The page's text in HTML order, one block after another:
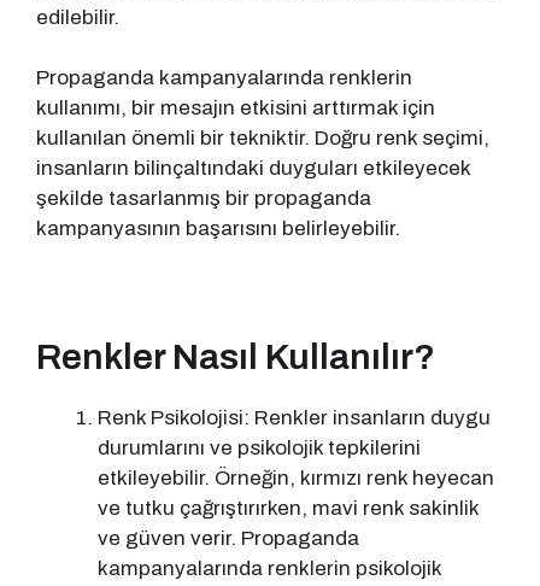
edilebilir.
Propaganda kampanyalarında renklerin
kullanımı, bir mesajın etkisini arttırmak için
kullanılan önemli bir tekniktir. Doğru renk seçimi,
insanların bilinçaltındaki duyguları etkileyecek
şekilde tasarlanmış bir propaganda
kampanyasının başarısını belirleyebilir.
Renkler Nasıl Kullanılır?
Renk Psikolojisi: Renkler insanların duygu
durumlarını ve psikolojik tepkilerini
etkileyebilir. Örneğin, kırmızı renk heyecan
ve tutku çağrıştırırken, mavi renk sakinlik
ve güven verir. Propaganda
kampanyalarında renklerin psikolojik